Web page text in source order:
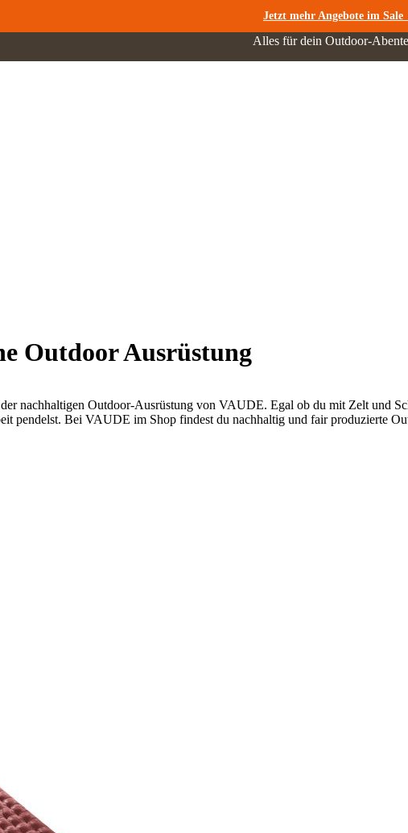
Jetzt mehr Angebote im Sale
Alles für dein Outdoor-
Outdoor Ausrüstung
nachhaltigen Outdoor-Ausrüstung von VAUDE. Egal ob du mit Zelt und
pendelst. Bei VAUDE im Shop findest du nachhaltig und fair produzierte